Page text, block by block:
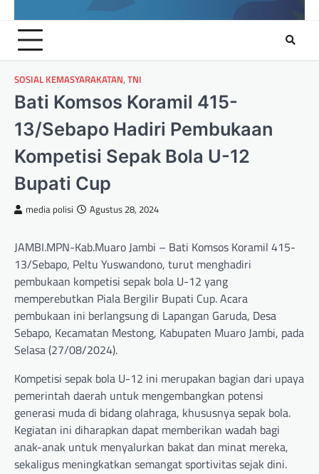
SOSIAL KEMASYARAKATAN, TNI
Bati Komsos Koramil 415-
13/Sebapo Hadiri Pembukaan
Kompetisi Sepak Bola U-12
Bupati Cup
media polisi Agustus 28, 2024
JAMBI.MPN-Kab.Muaro Jambi – Bati Komsos Koramil 415-
13/Sebapo, Peltu Yuswandono, turut menghadiri
pembukaan kompetisi sepak bola U-12 yang
memperebutkan Piala Bergilir Bupati Cup. Acara
pembukaan ini berlangsung di Lapangan Garuda, Desa
Sebapo, Kecamatan Mestong, Kabupaten Muaro Jambi, pada
Selasa (27/08/2024).
Kompetisi sepak bola U-12 ini merupakan bagian dari upaya
pemerintah daerah untuk mengembangkan potensi
generasi muda di bidang olahraga, khususnya sepak bola.
Kegiatan ini diharapkan dapat memberikan wadah bagi
anak-anak untuk menyalurkan bakat dan minat mereka,
sekaligus meningkatkan semangat sportivitas sejak dini.